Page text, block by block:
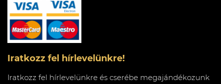
Iratkozz fel hírlevelünkre!
Iratkozz fel hírlevelünkre és cserébe megajándékozunk